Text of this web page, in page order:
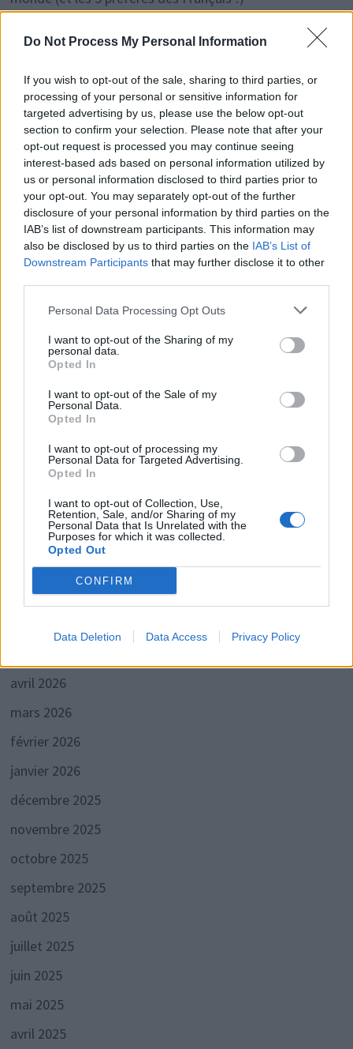
Do Not Process My Personal Information
If you wish to opt-out of the sale, sharing to third parties, or
processing of your personal or sensitive information for
targeted advertising by us, please use the below opt-out
section to confirm your selection. Please note that after your
opt-out request is processed you may continue seeing
interest-based ads based on personal information utilized by
us or personal information disclosed to third parties prior to
your opt-out. You may separately opt-out of the further
disclosure of your personal information by third parties on the
IAB’s list of downstream participants. This information may
also be disclosed by us to third parties on the IAB’s List of
Downstream Participants that may further disclose it to other
Personal Data Processing Opt Outs
I want to opt-out of the Sharing of my
personal data.
Opted In
I want to opt-out of the Sale of my
Personal Data.
Opted In
I want to opt-out of processing my
Personal Data for Targeted Advertising.
Opted In
I want to opt-out of Collection, Use,
Retention, Sale, and/or Sharing of my
Personal Data that Is Unrelated with the
Purposes for which it was collected.
Opted Out
CONFIRM
Data Deletion Data Access Privacy Policy
Variations du 69 : les conseils de notre sexologue pour
pimenter cette position sexuelle
Commentaires récents
Edward BurgysurVoici la clé pour être heureux en
couple pendant 20 ans, selon cet expert
Doramaland_faitssurComment bien réussir son plan
à 3 ?
StephenBlesysurComment bien réussir son plan à 3 ?
« Je me sens mieux avec lui qu’avec
mon conjoint » : cette vérité dérangeante concerne
plus d’un Français sur deux
EdwardsixsurL’argent qu’il faut absolument garder
sur son compte après un achat immobilier, selon un
expert
Archives
août 2026
juillet 2026
avril 2026
mars 2026
février 2026
janvier 2026
décembre 2025
novembre 2025
octobre 2025
septembre 2025
août 2025
juillet 2025
juin 2025
mai 2025
avril 2025